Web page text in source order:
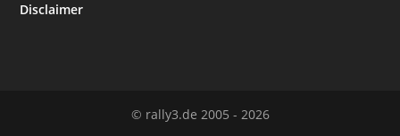
Disclaimer
© rally3.de 2005 - 2026